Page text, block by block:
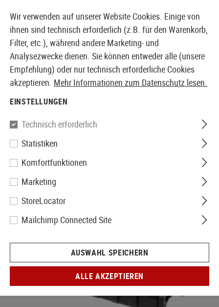
EUROPÄISCHER AIRSOFT SHOP & GROßHÄNDLER
Manta
2.75 Inch Micro Pocket Switch
Holder with Button
Wir verwenden auf unserer Website Cookies. Einige von
ihnen sind technisch erforderlich (z.B. für den Warenkorb,
Filter, etc.), während andere Marketing- und
Analysezwecke dienen. Sie können entweder alle (unsere
Empfehlung) oder nur technisch erforderliche Cookies
akzeptieren. Mehr Informationen zum Datenschutz lesen.
EINSTELLUNGEN
Technisch erforderlich
Statistiken
Komfortfunktionen
Marketing
StoreLocator
Mailchimp Connected Site
AUSWAHL SPEICHERN
ALLE AKZEPTIEREN